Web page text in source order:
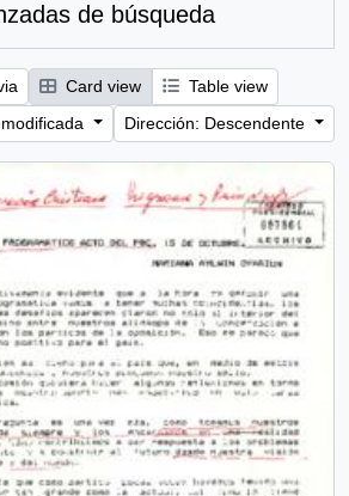
de búsqueda
Card view
Table view
Dirección: Descendente